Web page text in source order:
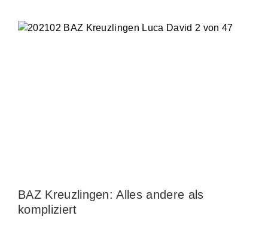
BAZ Kreuzlingen: Alles andere als
kompliziert